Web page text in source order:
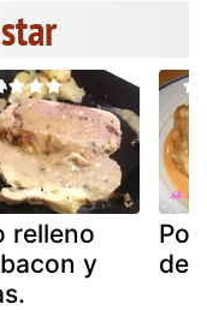
relleno
y
de